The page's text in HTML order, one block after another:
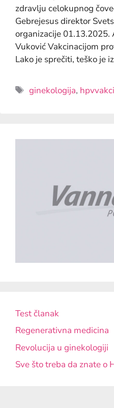
zdravlju celokupnog
Gebrejesus direktor
organizacije 01.13.2025.
Vuković Vakcinacijom
Lako je sprečiti, teško je
ginekologija,
Test članak
Regenerativna medicina
Revolucija u ginekologiji
Sve što treba da znate o